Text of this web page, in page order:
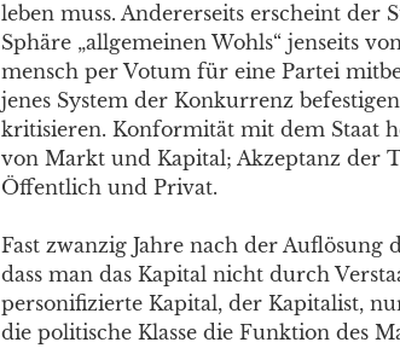
leben muss. Andererseits erscheint der
Sphäre „allgemeinen Wohls“ jenseits
mensch per Votum für eine Partei
jenes System der Konkurrenz
kritisieren. Konformität mit dem Staat
von Markt und Kapital; Akzeptanz der
Öffentlich und Privat.
Fast zwanzig Jahre nach der Auflösung
dass man das Kapital nicht durch
personifizierte Kapital, der Kapitalist,
die politische Klasse die Funktion des